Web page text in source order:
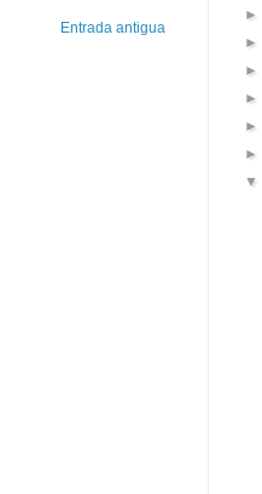
Entrada antigua
►
►
►
►
►
►
▼